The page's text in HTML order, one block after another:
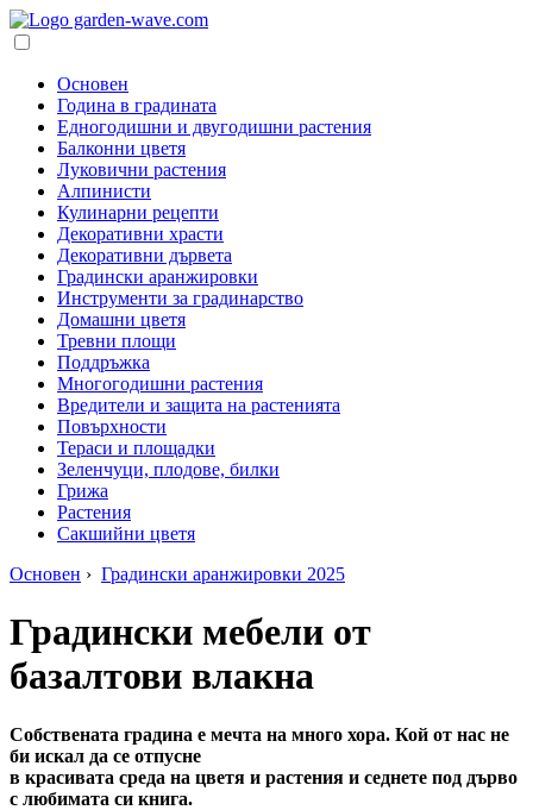
Основен
Година в градината
Едногодишни и двугодишни растения
Балконни цветя
Луковични растения
Алпинисти
Кулинарни рецепти
Декоративни храсти
Декоративни дървета
Градински аранжировки
Инструменти за градинарство
Домашни цветя
Тревни площи
Поддръжка
Многогодишни растения
Вредители и защита на растенията
Повърхности
Тераси и площадки
Зеленчуци, плодове, билки
Грижа
Растения
Сакшийни цветя
Основен › Градински аранжировки 2025
Градински мебели от
базалтови влакна
Собствената градина е мечта на много хора. Кой от нас не
би искал да се отпусне
в красивата среда на цветя и растения и седнете под дърво
с любимата си книга.